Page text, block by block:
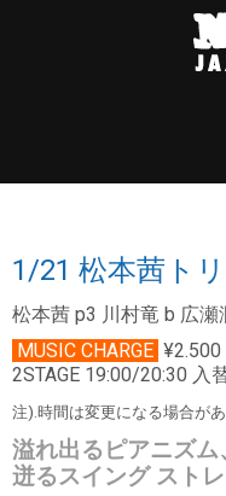
1/21 松本茜ト
松本茜 p3 川村竜 b 広瀬
MUSIC CHARGE ¥2.500
2STAGE 19:00/20:30 入
注).時間は変更になる場合があ
溢れ出るピアニズム、
迸るスイング スト